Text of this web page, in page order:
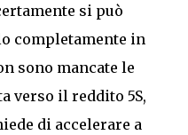
si può
completamente in
sono mancate le
verso il reddito 5S,
di accelerare a